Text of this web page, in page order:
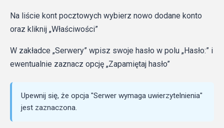
Na liście kont pocztowych wybierz nowo dodane konto
oraz kliknij „Właściwości”
W zakładce „Serwery” wpisz swoje hasło w polu „Hasło:” i
ewentualnie zaznacz opcję „Zapamiętaj hasło”
Upewnij się, że opcja "Serwer wymaga uwierzytelnienia"
jest zaznaczona.